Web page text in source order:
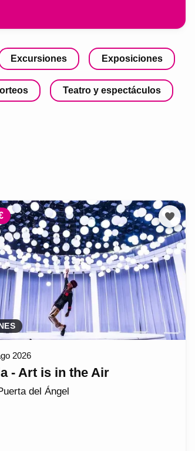
Excursiones Exposiciones
Teatro y espectáculos
2026
- Art is in the Air
del Ángel